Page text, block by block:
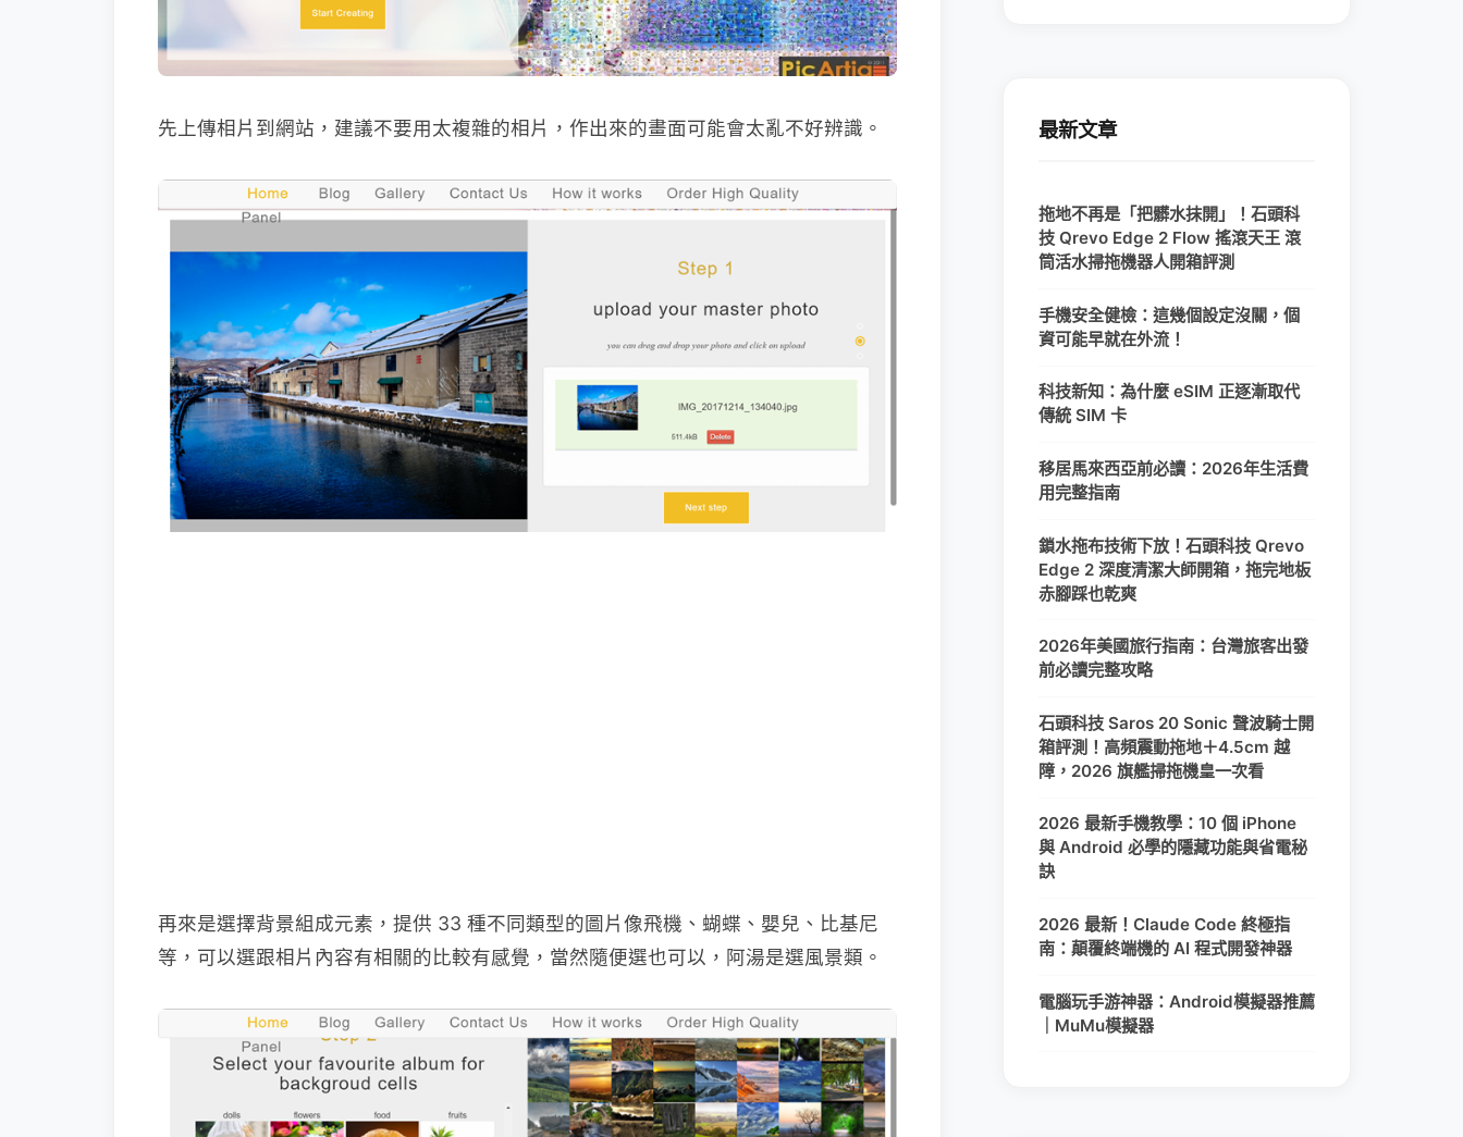
先上傳相片到網站，建議不要用太複雜的相片，作出來的畫面可能會太亂不好辨識。
再來是選擇背景組成元素，提供 33 種不同類型的圖片像飛機、蝴蝶、嬰兒、比基尼
等，可以選跟相片內容有相關的比較有感覺，當然隨便選也可以，阿湯是選風景類。
最新文章
拖地不再是「把髒水抹開」！石頭科
技 Qrevo Edge 2 Flow 搖滾天王 滾
筒活水掃拖機器人開箱評測
手機安全健檢：這幾個設定沒關，個
資可能早就在外流！
科技新知：為什麼 eSIM 正逐漸取代
傳統 SIM 卡
移居馬來西亞前必讀：2026年生活費
用完整指南
鎖水拖布技術下放！石頭科技 Qrevo
Edge 2 深度清潔大師開箱，拖完地板
赤腳踩也乾爽
2026年美國旅行指南：台灣旅客出發
前必讀完整攻略
石頭科技 Saros 20 Sonic 聲波騎士開
箱評測！高頻震動拖地＋4.5cm 越
障，2026 旗艦掃拖機皇一次看
2026 最新手機教學：10 個 iPhone
與 Android 必學的隱藏功能與省電秘
訣
2026 最新！Claude Code 終極指
南：顛覆終端機的 AI 程式開發神器
電腦玩手游神器：Android模擬器推薦
｜MuMu模擬器